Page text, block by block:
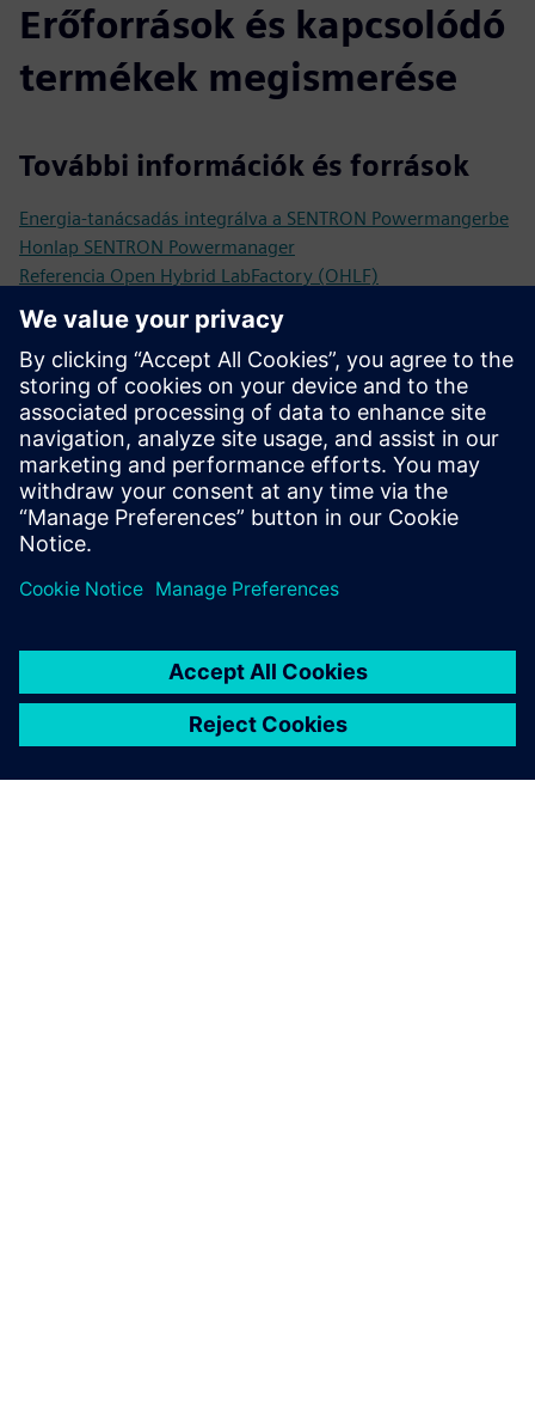
Erőforrások és kapcsolódó
termékek megismerése
További információk és források
Energia-tanácsadás integrálva a SENTRON Powermangerbe
Honlap SENTRON Powermanager
Referencia Open Hybrid LabFactory (OHLF)
Feltételek
Kommunikációs képes védő, kapcsoló- és mérőeszközök
alacsony feszültségű áramelosztáshoz
Támogatott operációs rendszerek: Windows 10
Enterprise/Professional (64 bit), Windows Server 2012 R2
(64 bit), 2016 (64 bit), 2019 (64 bit), Windows 11